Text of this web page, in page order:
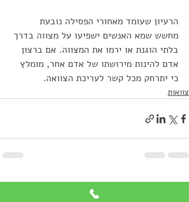
הרעיון שעומד מאחורי הפסילה נובעת
מחשש שמא האנשים ישפיעו על מצווה בדרך
בלתי הוגנת או ירמו את המצווה. אם ברצון
אדם להינות מירושתו של אדם אחר, מומלץ
כי יתרחק מכל קשר לעריכת הצוואה.
צוואות
הצג הכול